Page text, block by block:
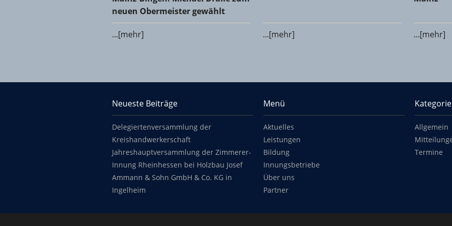
neuen Obermeister gewählt
...[mehr] ...[mehr] ...[mehr]
Footer content
Neueste Beiträge
Delegiertenversammlung der
Kreishandwerkerschaft
Jahreshauptversammlung der Zimmerer-
Innung Rheinhessen bei Holzbau Josef
Ammann & Sohn GmbH & Co. KG in
Ingelheim
Menü
Aktuelles
Leistungen
Bildung
Innungsbetriebe
Über uns
Partner
Allgemein
Termine